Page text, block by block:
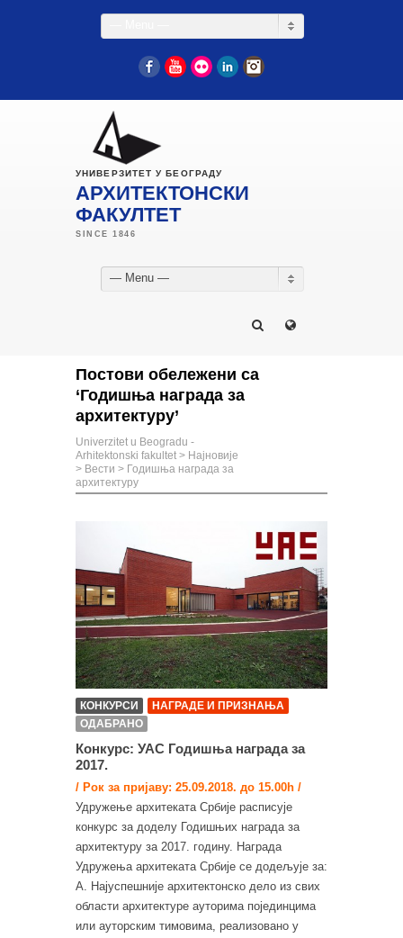
FacebookYouTube
Flickr LinkedIn
УНИВЕРЗИТЕТ У БЕОГРАДУ
АРХИТЕКТОНСКИ
ФАКУЛТЕТ
— Menu —
Постови обележени са
‘Годишња награда за
архитектуру’
Univerzitet u Beogradu -
Arhitektonski fakultet > Најновије
> Вести > Годишња награда за
архитектуру
КОНКУРСИ
НАГРАДЕ И ПРИЗНАЊА
ОДАБРАНО
Конкурс: УАС Годишња награда за
2017.
/ Рок за пријаву: 25.09.2018. до 15.00h /
Удружење архитеката Србије расписује
конкурс за доделу Годишњих награда за
архитектуру за 2017. годину. Награда
Удружења архитеката Србије се додељује за:
А. Најуспешније архитектонско дело из свих
области архитектуре ауторима појединцима
или ауторским тимовима, реализовано у